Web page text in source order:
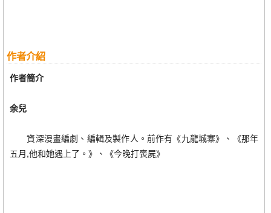
作者介紹
作者簡介
余兒
資深漫畫編劇、編輯及製作人。前作有《九龍城寨》、《那年
五月,他和她遇上了。》、《今晚打喪屍》